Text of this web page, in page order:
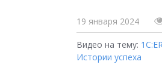
19 января 2024
Видео на тему:
Истории успеха